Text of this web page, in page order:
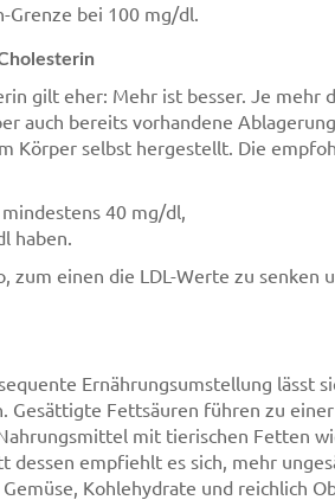
Grenze bei 100 mg/dl.
gilt eher: Mehr ist besser. Je
auch bereits vorhandene
Körper selbst hergestellt. Die
40 mg/dl,
haben.
zum einen die LDL-Werte zu senken
Ernährungsumstellung lässt
Gesättigte Fettsäuren führen zu
mit tierischen Fetten
dessen empfiehlt es sich, mehr
Kohlehydrate und reichlich